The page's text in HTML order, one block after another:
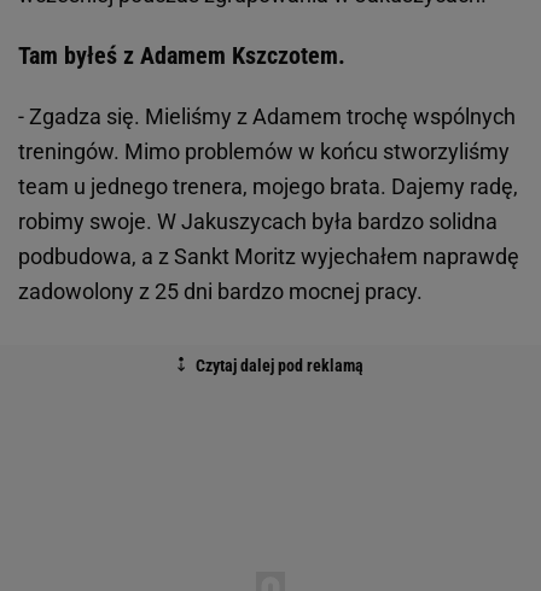
Tam byłeś z Adamem Kszczotem.
- Zgadza się. Mieliśmy z Adamem trochę wspólnych
treningów. Mimo problemów w końcu stworzyliśmy
team u jednego trenera, mojego brata. Dajemy radę,
robimy swoje. W Jakuszycach była bardzo solidna
podbudowa, a z Sankt Moritz wyjechałem naprawdę
zadowolony z 25 dni bardzo mocnej pracy.